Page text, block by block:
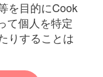
を目的にCook
て個人を特定
りすることは
を配信中